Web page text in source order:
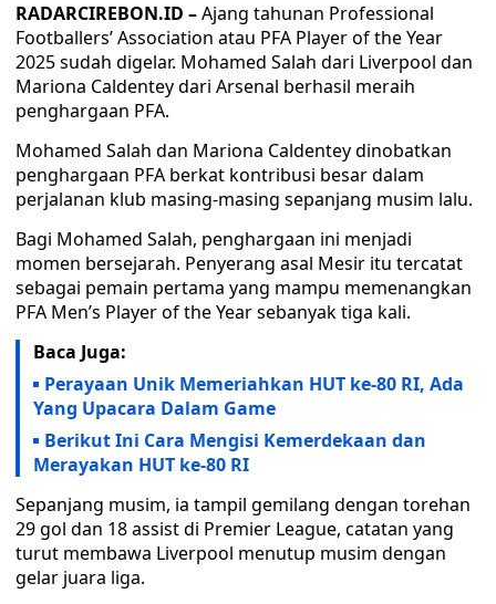
RADARCIREBON.ID –Ajang tahunan Professional
Footballers’ Association atau PFA Player of the Year
2025 sudah digelar. Mohamed Salah dari Liverpool dan
Mariona Caldentey dari Arsenal berhasil meraih
penghargaan PFA.
Mohamed Salah dan Mariona Caldentey dinobatkan
penghargaan PFA berkat kontribusi besar dalam
perjalanan klub masing-masing sepanjang musim lalu.
Bagi Mohamed Salah, penghargaan ini menjadi
momen bersejarah. Penyerang asal Mesir itu tercatat
sebagai pemain pertama yang mampu memenangkan
PFA Men’s Player of the Year sebanyak tiga kali.
Baca Juga:
Perayaan Unik Memeriahkan HUT ke-80 RI, Ada
Yang Upacara Dalam Game
Berikut Ini Cara Mengisi Kemerdekaan dan
Merayakan HUT ke-80 RI
Sepanjang musim, ia tampil gemilang dengan torehan
29 gol dan 18 assist di Premier League, catatan yang
turut membawa Liverpool menutup musim dengan
gelar juara liga.